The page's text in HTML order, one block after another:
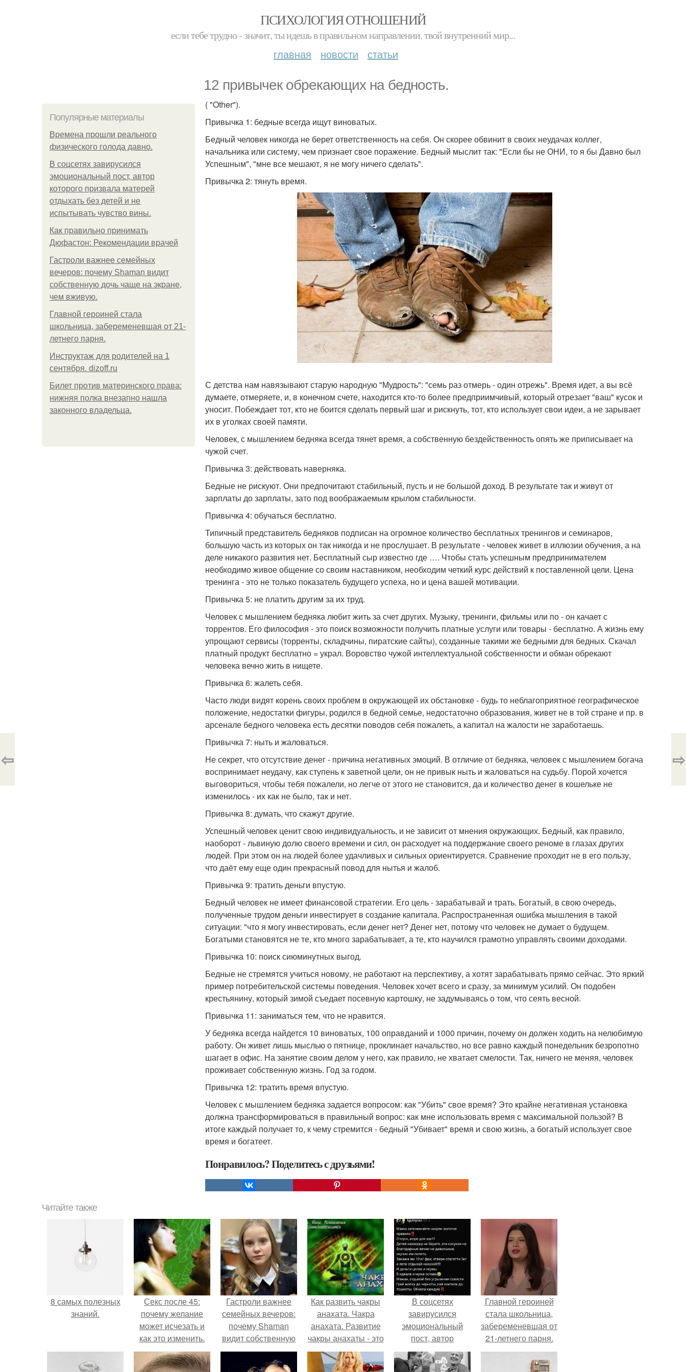
ПСИХОЛОГИЯ ОТНОШЕНИЙ
если тебе трудно - значит, ты идешь в правильном направлении. твой внутренний мир...
главная новости статьи
12 привычек обрекающих на бедность.
Популярные материалы
Bpeмена прошли реального
физического голода давно.
В соцсетях завирусился
эмоциональный пост, автор
которого призвала матерей
отдыхать без детей и не
испытывать чувство вины.
Как правильно принимать
Дюфастон: Рекомендации врачей
Гастроли важнее семейных
вечеров: почему Shaman видит
собственную дочь чаще на экране,
чем вживую.
Главной героиней стала
школьница, забеременевшая от 21-
летнего парня.
Инструктаж для родителей на 1
сентября. dizoff.ru
Билет против материнского права:
нижняя полка внезапно нашла
законного владельца.
( "Other").
Привычка 1: бедные всегда ищут виноватых.
Бедный человек никогда не берет ответственность на себя. Он скорее обвинит в своих неудачах коллег,
начальника или систему, чем признает свое поражение. Бедный мыслит так: "Если бы не ОНИ, то я бы Давно был
Успешным", "мне все мешают, я не могу ничего сделать".
Привычка 2: тянуть время.
С детства нам навязывают старую народную "Мудрость": "семь раз отмерь - один отрежь". Время идет, а вы всё
думаете, отмеряете, и, в конечном счете, находится кто-то более предприимчивый, который отрезает "ваш" кусок и
уносит. Побеждает тот, кто не боится сделать первый шаг и рискнуть, тот, кто использует свои идеи, а не зарывает
их в уголках своей памяти.
Человек, с мышлением бедняка всегда тянет время, а собственную бездейственность опять же приписывает на
чужой счет.
Привычка 3: действовать наверняка.
Бедные не рискуют. Они предпочитают стабильный, пусть и не большой доход. В результате так и живут от
зарплаты до зарплаты, зато под воображаемым крылом стабильности.
Привычка 4: обучаться бесплатно.
Типичный представитель бедняков подписан на огромное количество бесплатных тренингов и семинаров,
большую часть из которых он так никогда и не прослушает. В результате - человек живет в иллюзии обучения, а на
деле никакого развития нет. Бесплатный сыр известно где …. Чтобы стать успешным предпринимателем
необходимо живое общение со своим наставником, необходим четкий курс действий к поставленной цели. Цена
тренинга - это не только показатель будущего успеха, но и цена вашей мотивации.
Привычка 5: не платить другим за их труд.
Человек с мышлением бедняка любит жить за счет других. Музыку, тренинги, фильмы или по - он качает с
торрентов. Его философия - это поиск возможности получить платные услуги или товары - бесплатно. А жизнь ему
упрощают сервисы (торренты, складчины, пиратские сайты), созданные такими же бедными для бедных. Скачал
платный продукт бесплатно = украл. Воровство чужой интеллектуальной собственности и обман обрекают
человека вечно жить в нищете.
Привычка 6: жалеть себя.
Часто люди видят корень своих проблем в окружающей их обстановке - будь то неблагоприятное географическое
положение, недостатки фигуры, родился в бедной семье, недостаточно образования, живет не в той стране и пр. в
арсенале бедного человека есть десятки поводов себя пожалеть, а капитал на жалости не заработаешь.
Привычка 7: ныть и жаловаться.
Не секрет, что отсутствие денег - причина негативных эмоций. В отличие от бедняка, человек с мышлением богача
воспринимает неудачу, как ступень к заветной цели, он не привык ныть и жаловаться на судьбу. Порой хочется
выговориться, чтобы тебя пожалели, но легче от этого не становится, да и количество денег в кошельке не
изменилось - их как не было, так и нет.
Привычка 8: думать, что скажут другие.
Успешный человек ценит свою индивидуальность, и не зависит от мнения окружающих. Бедный, как правило,
наоборот - львиную долю своего времени и сил, он расходует на поддержание своего реноме в глазах других
людей. При этом он на людей более удачливых и сильных ориентируется. Сравнение проходит не в его пользу,
что даёт ему еще один прекрасный повод для нытья и жалоб.
Привычка 9: тратить деньги впустую.
Бедный человек не имеет финансовой стратегии. Его цель - зарабатывай и трать. Богатый, в свою очередь,
полученные трудом деньги инвестирует в создание капитала. Распространенная ошибка мышления в такой
ситуации: "что я могу инвестировать, если денег нет? Денег нет, потому что человек не думает о будущем.
Богатыми становятся не те, кто много зарабатывает, а те, кто научился грамотно управлять своими доходами.
Привычка 10: поиск сиюминутных выгод.
Бедные не стремятся учиться новому, не работают на перспективу, а хотят зарабатывать прямо сейчас. Это яркий
пример потребительской системы поведения. Человек хочет всего и сразу, за минимум усилий. Он подобен
крестьянину, который зимой съедает посевную картошку, не задумываясь о том, что сеять весной.
Привычка 11: заниматься тем, что не нравится.
У бедняка всегда найдется 10 виноватых, 100 оправданий и 1000 причин, почему он должен ходить на нелюбимую
работу. Он живет лишь мыслью о пятнице, проклинает начальство, но все равно каждый понедельник безропотно
шагает в офис. На занятие своим делом у него, как правило, не хватает смелости. Так, ничего не меняя, человек
проживает собственную жизнь. Год за годом.
Привычка 12: тратить время впустую.
Человек с мышлением бедняка задается вопросом: как "Убить" свое время? Это крайне негативная установка
должна трансформироваться в правильный вопрос: как мне использовать время с максимальной пользой? В
итоге каждый получает то, к чему стремится - бедный "Убивает" время и свою жизнь, а богатый использует свое
время и богатеет.
Понравилось? Поделитесь с друзьями!
⇦ ⇨
Читайте также
8 самых полезных
знаний.
Секс после 45:
почему желание
может исчезать и
как это изменить.
Гастроли важнее
семейных вечеров:
почему Shaman
видит собственную
дочь чаще на
экране, чем
Как развить чакры
анахата. Чакра
анахата. Развитие
чакры анахаты - это
качественно новый
этап в развитии
В соцсетях
завирусился
эмоциональный
пост, автор
которого призвала
матерей отдыхать
Главной героиней
стала школьница,
забеременевшая от
21-летнего парня.